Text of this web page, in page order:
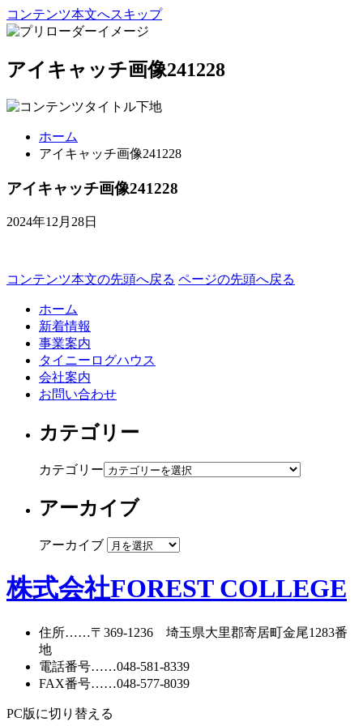
コンテンツ本文へスキップ
アイキャッチ画像241228
ホーム
アイキャッチ画像241228
アイキャッチ画像241228
2024年12月28日
コンテンツ本文の先頭へ戻る ページの先頭へ戻る
ホーム
新着情報
事業案内
タイニーログハウス
会社案内
お問い合わせ
カテゴリー
カテゴリー
アーカイブ
アーカイブ
株式会社FOREST COLLEGE
住所……〒369-1236 埼玉県大里郡寄居町金尾1283番
地
電話番号……048-581-8339
FAX番号……048-577-8039
PC版に切り替える